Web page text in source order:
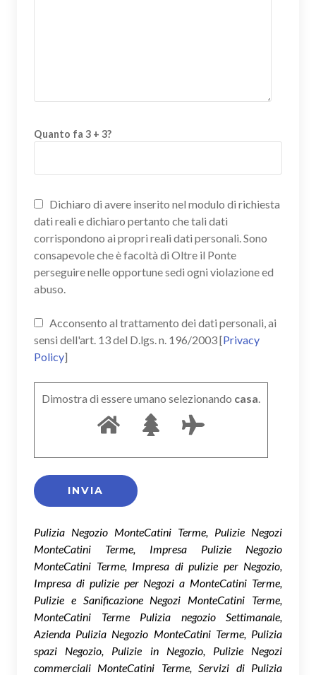
Quanto fa 3 + 3?
Dichiaro di avere inserito nel modulo di richiesta
dati reali e dichiaro pertanto che tali dati
corrispondono ai propri reali dati personali. Sono
consapevole che è facoltà di Oltre il Ponte
perseguire nelle opportune sedi ogni violazione ed
abuso.
Acconsento al trattamento dei dati personali, ai
sensi dell'art. 13 del D.lgs. n. 196/2003 [Privacy
Policy]
Dimostra di essere umano selezionando casa
Pulizia Negozio MonteCatini Terme, Pulizie Negozi
MonteCatini Terme, Impresa Pulizie Negozio
MonteCatini Terme, Impresa di pulizie per Negozio,
Impresa di pulizie per Negozi a MonteCatini Terme,
Pulizie e Sanificazione Negozi MonteCatini Terme,
MonteCatini Terme Pulizia negozio Settimanale,
Azienda Pulizia Negozio MonteCatini Terme, Pulizia
spazi Negozio, Pulizie in Negozio, Pulizie Negozi
commerciali MonteCatini Terme, Servizi di Pulizia